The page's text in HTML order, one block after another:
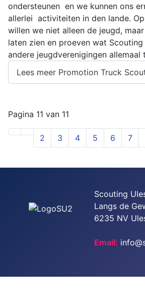
ondersteunen en we kunnen ons
allerlei activiteiten in den lande.
willen we niet alleen de jeugd,
laten zien en proeven wat
andere jeugdverenigingen allemaal
Lees meer Promotion Truck
Pagina 11 van 11
2 3 4 5 6 7
Scouting
Langs de
6235 NV
Email: